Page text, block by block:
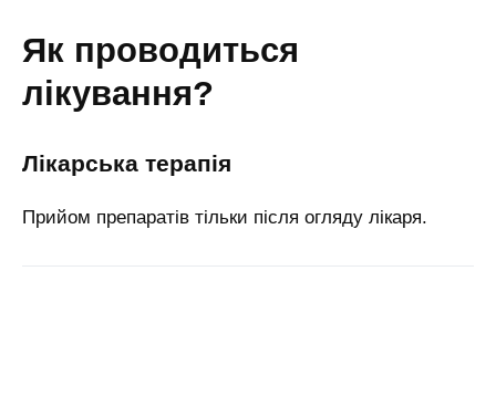
як проводиться
лікування?
лікарська терапія
Прийом препаратів тільки після огляду лікаря.